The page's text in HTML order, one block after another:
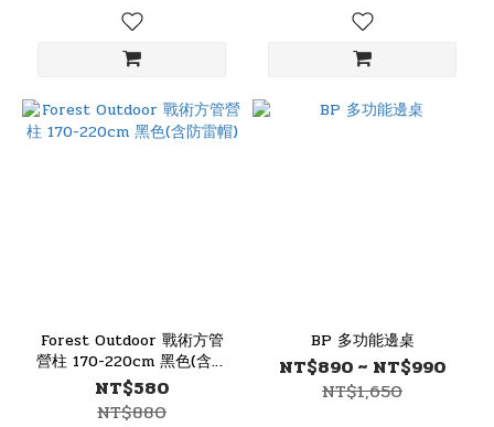
Forest Outdoor 戰術方管
營柱 170-220cm 黑色(含防
雷帽)
NT$580
NT$880
BP 多功能邊桌
NT$890 ~ NT$990
NT$1,650